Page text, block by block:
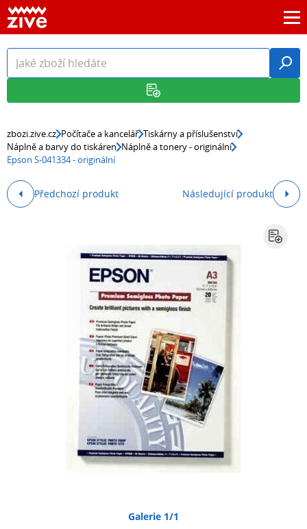
zbozi.zive.cz Počítače a kancelář Tiskárny a příslušenství
Náplně a barvy do tiskáren Náplně a tonery - originální
Epson S-041334 - originální
Předchozí produkt Následující produkt
Galerie 1/1